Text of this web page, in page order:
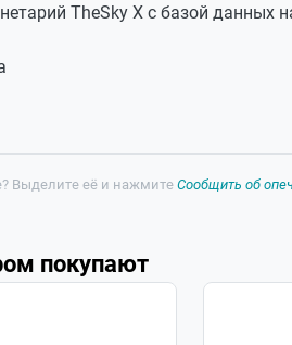
TheSky X с базой данных
Выделите её и нажмите Сообщить об
покупают